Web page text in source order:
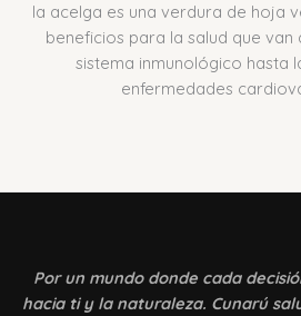
la acelga es una verdura de hoja
beneficios para la salud que
sistema inmunológico hasta
enfermedades
Por un mundo donde cada
hacia ti y la naturaleza. Cunarú